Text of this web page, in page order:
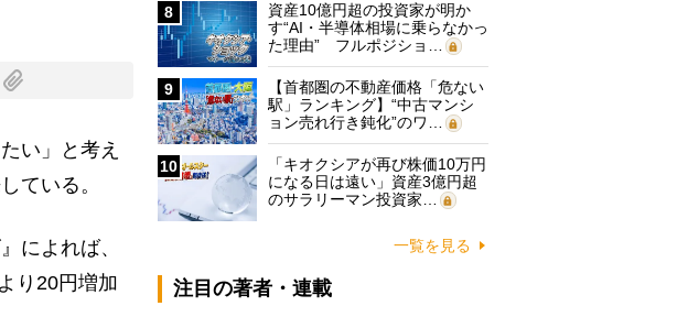
い」と考え
ている。
によれば、
り20円増加
8
資産10億円超の投資家が明か
す“AI・半導体相場に乗らなかっ
た理由” フルポジショ…
9
【首都圏の不動産価格「危ない
駅」ランキング】“中古マンシ
ョン売れ行き鈍化”のワ…
10
「キオクシアが再び株価10万円
になる日は遠い」資産3億円超
のサラリーマン投資家…
一覧を見る
注目の著者・連載